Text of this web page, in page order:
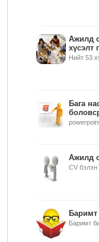
Ажилд
хүсэлт
Нийт 53
Бага
Ажилд
CV бэлэн
Баримт
Баримт